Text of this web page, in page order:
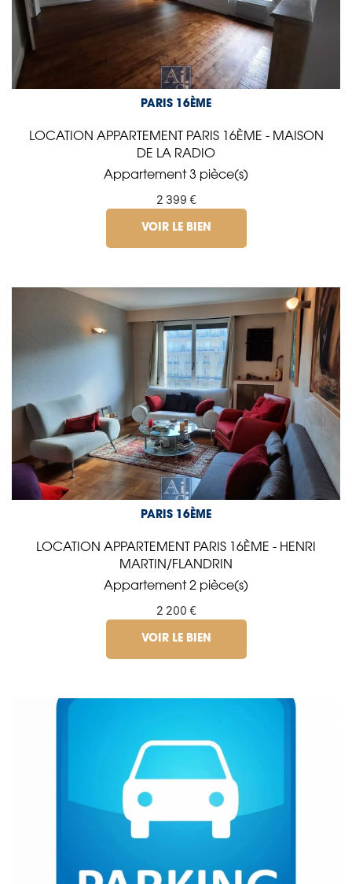
PARIS 16ÈME
LOCATION APPARTEMENT PARIS 16ÈME - MAISON
DE LA RADIO
Appartement 3 pièce(s)
2 399 €
VOIR LE BIEN
PARIS 16ÈME
LOCATION APPARTEMENT PARIS 16ÈME - HENRI
MARTIN/FLANDRIN
Appartement 2 pièce(s)
2 200 €
VOIR LE BIEN